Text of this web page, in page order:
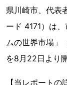
県川崎市、代表
ード 4171）は
ムの世界市場」
を8月22日より
【当レポートの